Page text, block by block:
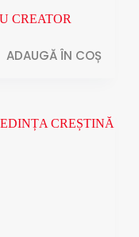
CREATOR
ADAUGĂ ÎN COȘ